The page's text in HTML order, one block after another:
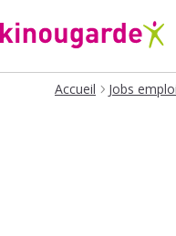
Accueil Jobs